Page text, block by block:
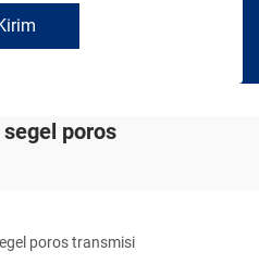
poros
poros transmisi